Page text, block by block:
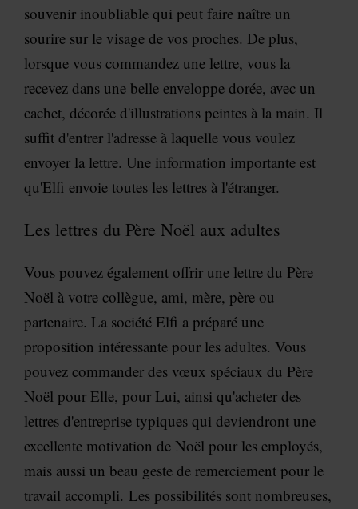
souvenir inoubliable qui peut faire naître un
sourire sur le visage de vos proches. De plus,
lorsque vous commandez une lettre, vous la
recevez dans une belle enveloppe dorée, avec un
cachet, décorée d'illustrations peintes à la main. Il
suffit d'entrer l'adresse à laquelle vous voulez
envoyer la lettre. Une information importante est
qu'Elfi envoie toutes les lettres à l'étranger.
Les lettres du Père Noël aux adultes
Vous pouvez également offrir une lettre du Père
Noël à votre collègue, ami, mère, père ou
partenaire. La société Elfi a préparé une
proposition intéressante pour les adultes. Vous
pouvez commander des vœux spéciaux du Père
Noël pour Elle, pour Lui, ainsi qu'acheter des
lettres d'entreprise typiques qui deviendront une
excellente motivation de Noël pour les employés,
mais aussi un beau geste de remerciement pour le
travail accompli. Les possibilités sont nombreuses,